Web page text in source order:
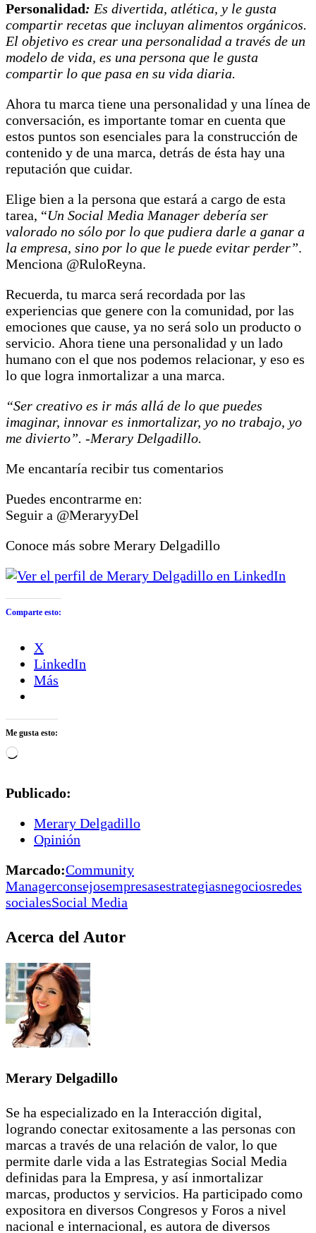
Personalidad: Es divertida, atlética, y le gusta
compartir recetas que incluyan alimentos orgánicos.
El objetivo es crear una personalidad a través de un
modelo de vida, es una persona que le gusta
compartir lo que pasa en su vida diaria.
Ahora tu marca tiene una personalidad y una línea de
conversación, es importante tomar en cuenta que
estos puntos son esenciales para la construcción de
contenido y de una marca, detrás de ésta hay una
reputación que cuidar.
Elige bien a la persona que estará a cargo de esta
tarea, “Un Social Media Manager debería ser
valorado no sólo por lo que pudiera darle a ganar a
la empresa, sino por lo que le puede evitar perder”.
Menciona @RuloReyna.
Recuerda, tu marca será recordada por las
experiencias que genere con la comunidad, por las
emociones que cause, ya no será solo un producto o
servicio. Ahora tiene una personalidad y un lado
humano con el que nos podemos relacionar, y eso es
lo que logra inmortalizar a una marca.
“Ser creativo es ir más allá de lo que puedes
imaginar, innovar es inmortalizar, yo no trabajo, yo
me divierto”. -Merary Delgadillo.
Me encantaría recibir tus comentarios
Puedes encontrarme en:
Seguir a @MeraryyDel
Conoce más sobre Merary Delgadillo
Comparte esto:
X
LinkedIn
Más
Me gusta esto:
Cargando...
Publicado:
Merary Delgadillo
Opinión
Marcado:Community
Managerconsejosempresasestrategiasnegociosredes
socialesSocial Media
Acerca del Autor
Merary Delgadillo
Se ha especializado en la Interacción digital,
logrando conectar exitosamente a las personas con
marcas a través de una relación de valor, lo que
permite darle vida a las Estrategias Social Media
definidas para la Empresa, y así inmortalizar
marcas, productos y servicios. Ha participado como
expositora en diversos Congresos y Foros a nivel
nacional e internacional, es autora de diversos